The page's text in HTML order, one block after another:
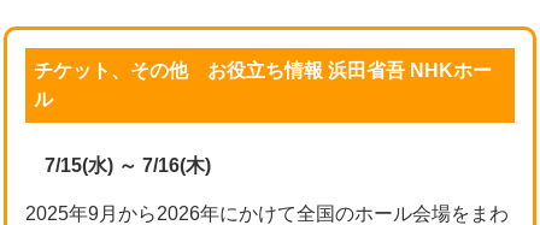
チケット、その他 お役立ち情報 浜田省吾 NHKホー
ル
7/15(水) ～ 7/16(木)
2025年9月から2026年にかけて全国のホール会場をまわ